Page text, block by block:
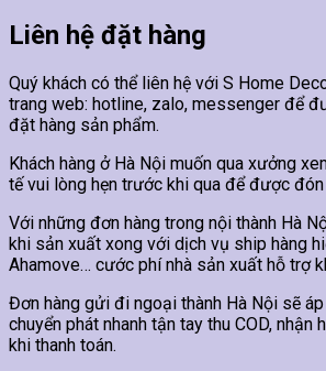
Liên hệ đặt hàng
Quý khách có thể liên hệ với S Home
trang web: hotline, zalo, messenger để
đặt hàng sản phẩm.
Khách hàng ở Hà Nội muốn qua xưởng
tế vui lòng hẹn trước khi qua để được
Với những đơn hàng trong nội thành Hà
khi sản xuất xong với dịch vụ ship hàng
Ahamove… cước phí nhà sản xuất hỗ trợ
Đơn hàng gửi đi ngoại thành Hà Nội sẽ
chuyển phát nhanh tận tay thu COD, nhận
khi thanh toán.